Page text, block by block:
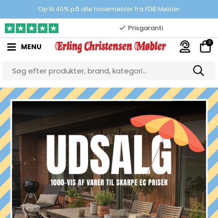
Op til 40% på alle havemøbler fra FDB Møbler
Prisgaranti
10.000 m2 showroom
Gratis & gode parkeringsforhold
MENU 0